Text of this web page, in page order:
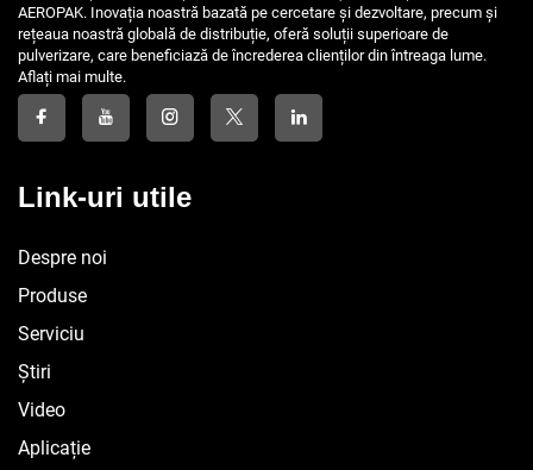
AEROPAK. Inovația noastră bazată pe cercetare și dezvoltare, precum și
rețeaua noastră globală de distribuție, oferă soluții superioare de
pulverizare, care beneficiază de încrederea clienților din întreaga lume.
Aflați mai multe.
Link-uri utile
Despre noi
Produse
Serviciu
Știri
Video
Aplicație